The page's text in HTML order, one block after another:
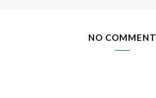
NO COMMENT